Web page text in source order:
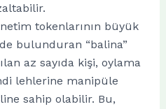
tokenlarının büyük
bulunduran “balina”
az sayıda kişi, oylama
lehlerine manipüle
sahip olabilir. Bu,